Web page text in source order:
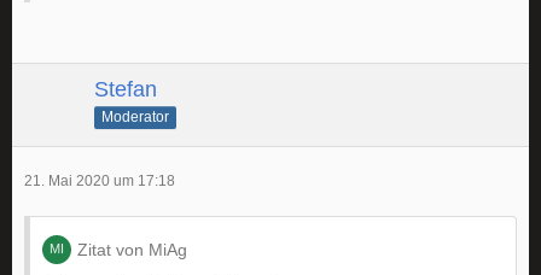
Stefan
Moderator
21. Mai 2020 um 17:18
Zitat von MiAg